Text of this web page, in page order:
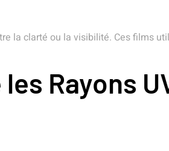
la clarté ou la visibilité. Ces films
Rayons